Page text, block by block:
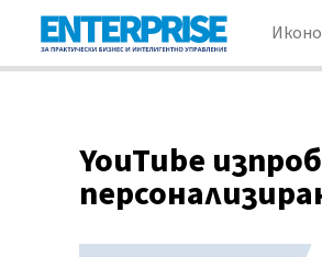
YouTube